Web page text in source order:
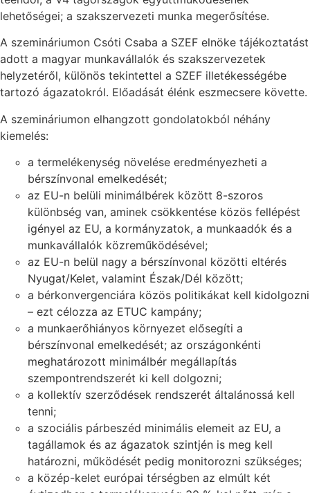
lehetőségei; a szakszervezeti munka megerősítése.
A szemináriumon Csóti Csaba a SZEF elnöke tájékoztatást
adott a magyar munkavállalók és szakszervezetek
helyzetéről, különös tekintettel a SZEF illetékességébe
tartozó ágazatokról. Előadását élénk eszmecsere követte.
A szemináriumon elhangzott gondolatokból néhány
kiemelés:
a termelékenység növelése eredményezheti a
bérszínvonal emelkedését;
az EU-n belüli minimálbérek között 8-szoros
különbség van, aminek csökkentése közös fellépést
igényel az EU, a kormányzatok, a munkaadók és a
munkavállalók közreműködésével;
az EU-n belül nagy a bérszínvonal közötti eltérés
Nyugat/Kelet, valamint Észak/Dél között;
a bérkonvergenciára közös politikákat kell kidolgozni
– ezt célozza az ETUC kampány;
a munkaerőhiányos környezet elősegíti a
bérszínvonal emelkedését; az országonkénti
meghatározott minimálbér megállapítás
szempontrendszerét ki kell dolgozni;
a kollektív szerződések rendszerét általánossá kell
tenni;
a szociális párbeszéd minimális elemeit az EU, a
tagállamok és az ágazatok szintjén is meg kell
határozni, működését pedig monitorozni szükséges;
a közép-kelet európai térségben az elmúlt két